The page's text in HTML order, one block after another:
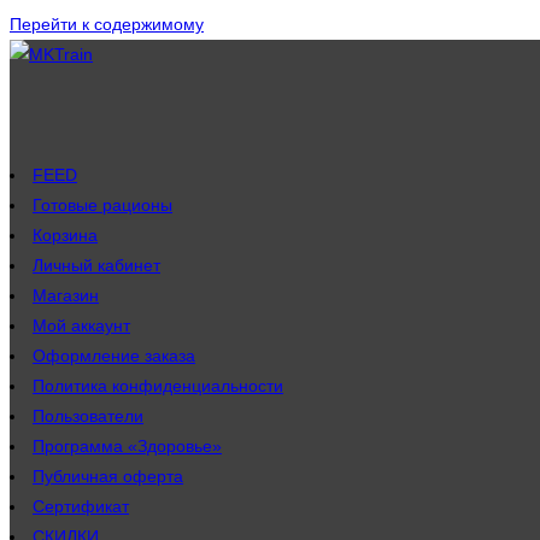
Перейти к содержимому
FEED
Готовые рационы
Корзина
Личный кабинет
Магазин
Мой аккаунт
Оформление заказа
Политика конфиденциальности
Пользователи
Программа «Здоровье»
Публичная оферта
Сертификат